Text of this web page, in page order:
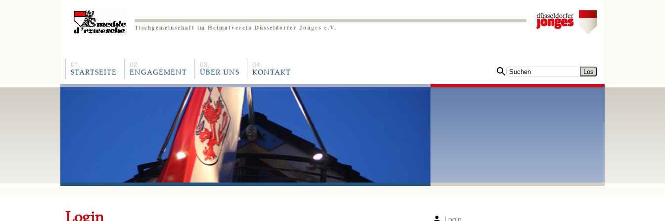
Tischgemeinschaft im Heimatverein Düsseldorfer Jonges e.V.
STARTSEITE ENGAGEMENT ÜBER UNS KONTAKT
Login